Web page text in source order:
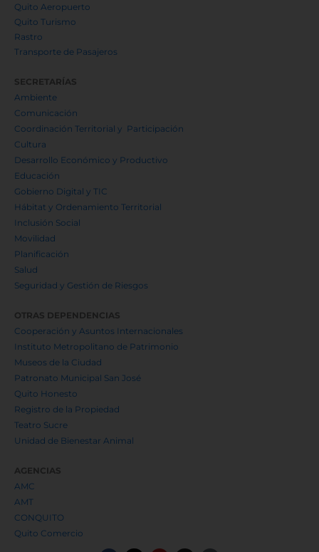
Quito Aeropuerto
Quito Turismo
Rastro
Transporte de Pasajeros
SECRETARÍAS
Ambiente
Comunicación
Coordinación Territorial y Participación
Cultura
Desarrollo Económico y Productivo
Educación
Gobierno Digital y TIC
Hábitat y Ordenamiento Territorial
Inclusión Social
Movilidad
Planificación
Salud
Seguridad y Gestión de Riesgos
OTRAS DEPENDENCIAS
Cooperación y Asuntos Internacionales
Instituto Metropolitano de Patrimonio
Museos de la Ciudad
Patronato Municipal San José
Quito Honesto
Registro de la Propiedad
Teatro Sucre
Unidad de Bienestar Animal
AGENCIAS
AMC
AMT
CONQUITO
Quito Comercio